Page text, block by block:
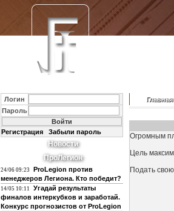
Логин
Пароль
Регистрация Забыли пароль
Новости
ПроЛегион
24/06 09:23
ProLegion против
менеджеров Легиона. Кто победит?
14/05 10:11
Угадай результаты
финалов интеркубков и заработай.
Конкурс прогнозистов от ProLegion
Главная
Огромным
Цель
Подать